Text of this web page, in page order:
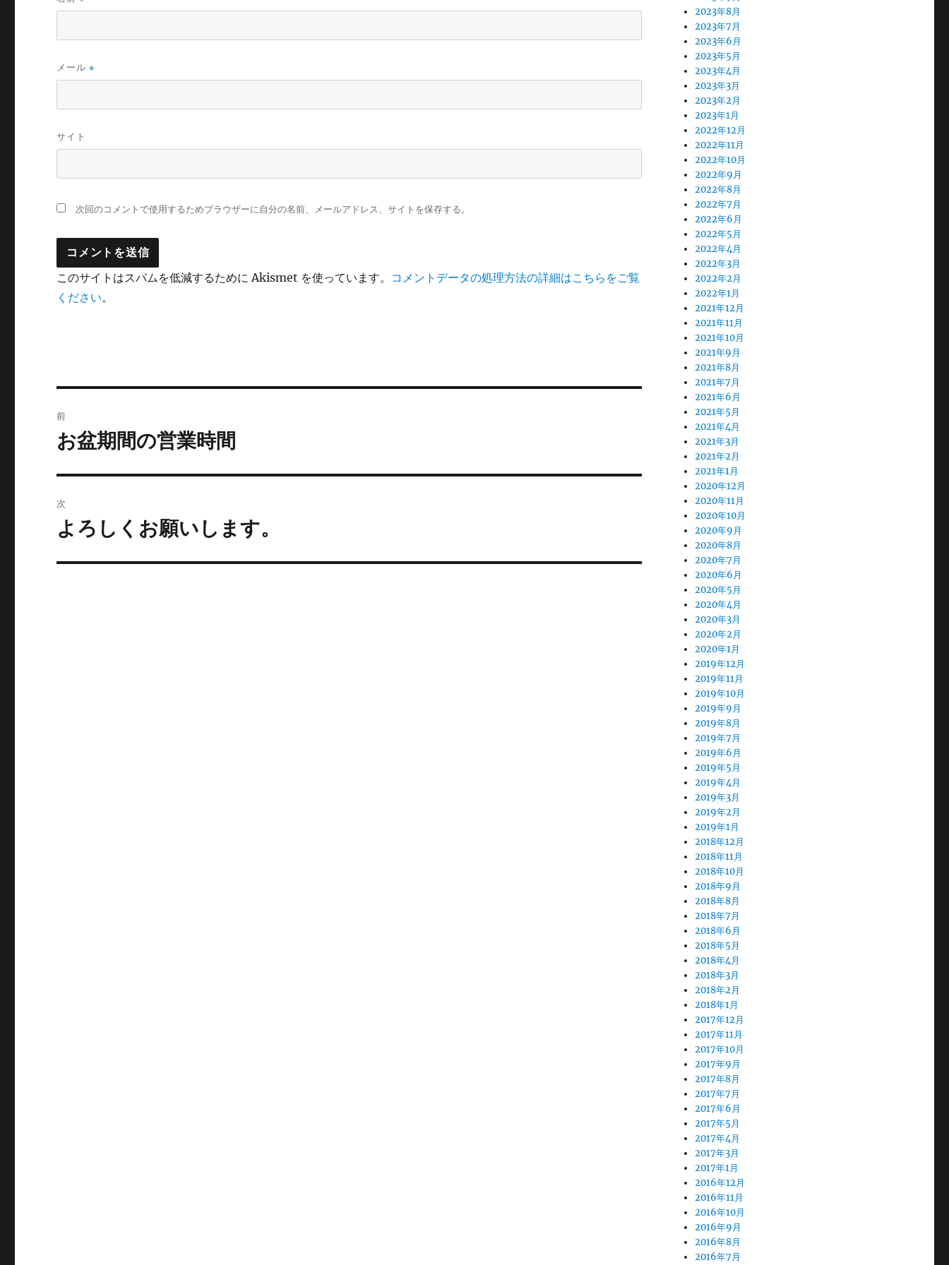
メール※
サイト
次回のコメントで使用するためブラウザーに自分の名前、メールアドレス、サイトを保存する。
このサイトはスパムを低減するために Akismet を使っています。 コメントデータの処理方法の詳細はこちらをご覧
ください。
稿
ゲ
前
前
投
稿:
お盆期間の営業時間
次
次
投
よろしくお願いします。
2023年8月
2023年7月
2023年6月
2023年5月
2023年4月
2023年3月
2023年2月
2023年1月
2022年12月
2022年11月
2022年10月
2022年9月
2022年8月
2022年7月
2022年6月
2022年5月
2022年4月
2022年3月
2022年2月
2022年1月
2021年12月
2021年11月
2021年10月
2021年9月
2021年8月
2021年7月
2021年6月
2021年5月
2021年4月
2021年3月
2021年2月
2021年1月
2020年12月
2020年11月
2020年10月
2020年9月
2020年8月
2020年7月
2020年6月
2020年5月
2020年4月
2020年3月
2020年2月
2020年1月
2019年12月
2019年11月
2019年10月
2019年9月
2019年8月
2019年7月
2019年6月
2019年5月
2019年4月
2019年3月
2019年2月
2019年1月
2018年12月
2018年11月
2018年10月
2018年9月
2018年8月
2018年7月
2018年6月
2018年5月
2018年4月
2018年3月
2018年2月
2018年1月
2017年12月
2017年11月
2017年10月
2017年9月
2017年8月
2017年7月
2017年6月
2017年5月
2017年4月
2017年3月
2017年1月
2016年12月
2016年11月
2016年10月
2016年9月
2016年8月
2016年7月